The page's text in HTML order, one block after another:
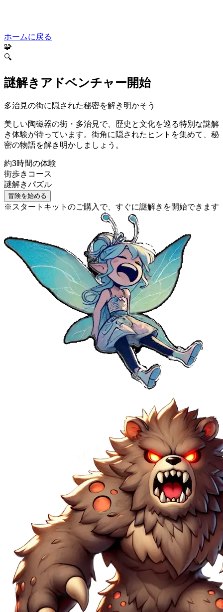
ホームに戻る
🧩
🔍
謎解きアドベンチャー開始
多治見の街に隠された秘密を解き明かそう
美しい陶磁器の街・多治見で、歴史と文化を巡る特別な謎解
き体験が待っています。街角に隠されたヒントを集めて、秘
密の物語を解き明かしましょう。
約3時間の体験
街歩きコース
謎解きパズル
冒険を始める
※スタートキットのご購入で、すぐに謎解きを開始できます